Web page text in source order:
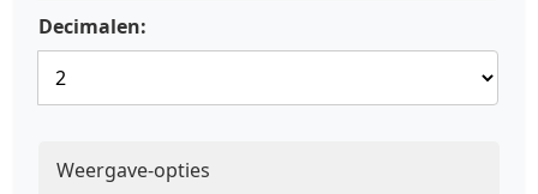
Decimalen:
Weergave-opties